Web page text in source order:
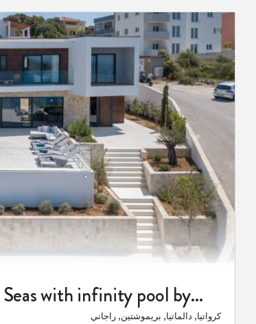
Luxury villa Seven Seas with infinity pool by the sea in Razanj
كرواتيا, دالماتيا, بريموشتين, راجاني